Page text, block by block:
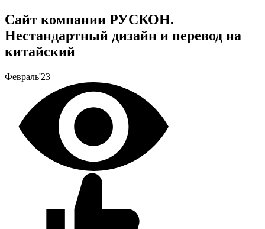
Сайт компании РУСКОН.
Нестандартный дизайн и перевод на
китайский
Февраль'23